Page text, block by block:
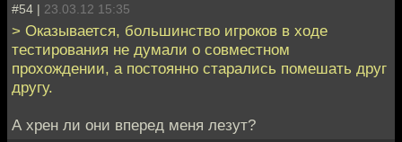
#54 | 23.03.12 15:35
> Оказывается, большинство игроков в ходе
тестирования не думали о совместном
прохождении, а постоянно старались помешать друг
другу.
А хрен ли они вперед меня лезут?